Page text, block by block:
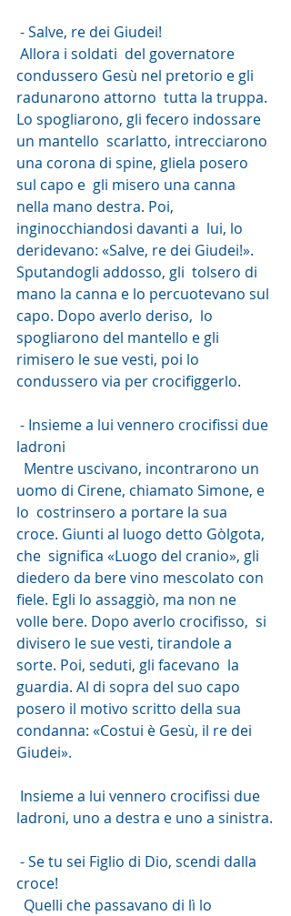
- Salve, re dei Giudei!
condussero Gesù nel pretorio e gli
radunarono attorno  tutta la truppa.
Lo spogliarono, gli fecero indossare
un mantello  scarlatto, intrecciarono
una corona di spine, gliela posero
sul capo e  gli misero una canna
nella mano destra. Poi,
inginocchiandosi davanti a  lui, lo
deridevano: «Salve, re dei Giudei!».
Sputandogli addosso, gli  tolsero di
mano la canna e lo percuotevano sul
capo. Dopo averlo deriso,  lo
spogliarono del mantello e gli
rimisero le sue vesti, poi lo
condussero via per crocifiggerlo.
ladroni
uomo di Cirene, chiamato Simone, e
lo  costrinsero a portare la sua
croce. Giunti al luogo detto Gòlgota,
che  significa «Luogo del cranio», gli
diedero da bere vino mescolato con
fiele. Egli lo assaggiò, ma non ne
volle bere. Dopo averlo crocifisso,  si
divisero le sue vesti, tirandole a
sorte. Poi, seduti, gli facevano  la
guardia. Al di sopra del suo capo
posero il motivo scritto della sua
condanna: «Costui è Gesù, il re dei
Giudei».
ladroni, uno a destra e uno a sinistra.
croce!